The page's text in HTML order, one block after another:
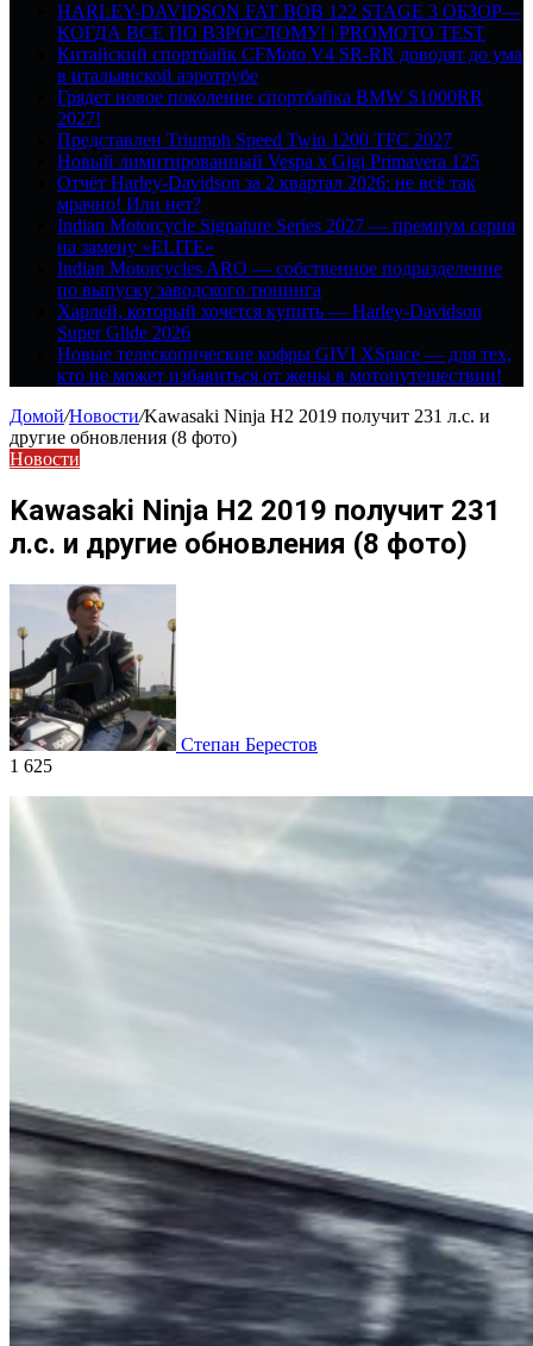
HARLEY-DAVIDSON FAT BOB 122 STAGE 3 ОБЗОР—
КОГДА ВСЕ ПО ВЗРОСЛОМУ! | PROMOTO TEST
Китайский спортбайк CFMoto V4 SR-RR доводят до ума
в итальянской аэротрубе
Грядет новое поколение спортбайка BMW S1000RR
2027!
Представлен Triumph Speed Twin 1200 TFC 2027
Новый лимитированный Vespa x Gigi Primavera 125
Отчёт Harley-Davidson за 2 квартал 2026: не всё так
мрачно! Или нет?
Indian Motorcycle Signature Series 2027 — премиум серия
на замену «ELITE»
Indian Motorcycles ARO — собственное подразделение
по выпуску заводского тюнинга
Харлей, который хочется купить — Harley-Davidson
Super Glide 2026
Новые телескопические кофры GIVI XSpace — для тех,
кто не может избавиться от жены в мотопутешествии!
Домой/Новости/Kawasaki Ninja H2 2019 получит 231 л.с. и
другие обновления (8 фото)
Новости
Kawasaki Ninja H2 2019 получит 231
л.с. и другие обновления (8 фото)
Степан Берестов
1 625